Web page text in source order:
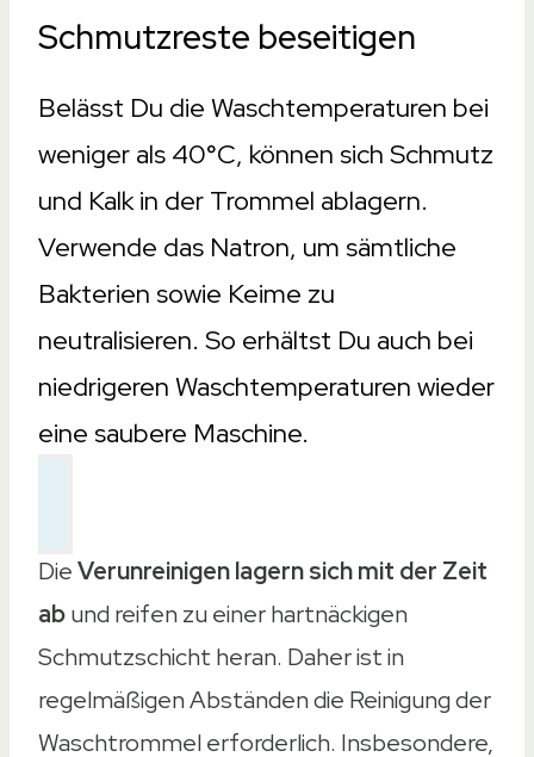
Schmutzreste beseitigen
Belässt Du die Waschtemperaturen bei
weniger als 40°C, können sich Schmutz
und Kalk in der Trommel ablagern.
Verwende das Natron, um sämtliche
Bakterien sowie Keime zu
neutralisieren. So erhältst Du auch bei
niedrigeren Waschtemperaturen wieder
eine saubere Maschine.
DieVerunreinigen lagern sich mit der Zeit
abund reifen zu einer hartnäckigen
Schmutzschicht heran. Daher ist in
regelmäßigen Abständen die Reinigung der
Waschtrommel erforderlich. Insbesondere,